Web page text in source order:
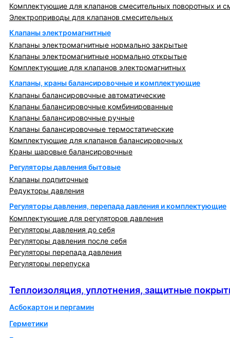
Комплектующие для клапанов смесительных поворотных и
Электроприводы для клапанов смесительных
Клапаны электромагнитные
Клапаны электромагнитные нормально закрытые
Клапаны электромагнитные нормально открытые
Комплектующие для клапанов электромагнитных
Клапаны, краны балансировочные и комплектующие
Клапаны балансировочные автоматические
Клапаны балансировочные комбинированные
Клапаны балансировочные ручные
Клапаны балансировочные термостатические
Комплектующие для клапанов балансировочных
Краны шаровые балансировочные
Регуляторы давления бытовые
Клапаны подпиточные
Редукторы давления
Регуляторы давления, перепада давления и комплектующие
Комплектующие для регуляторов давления
Регуляторы давления до себя
Регуляторы давления после себя
Регуляторы перепада давления
Регуляторы перепуска
Теплоизоляция, уплотнения, защитные
Асбокартон и пергамин
Герметики